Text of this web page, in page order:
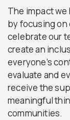
The impact we
by focusing on
celebrate our
create an
everyone’s
evaluate and
receive the
meaningful
communities.